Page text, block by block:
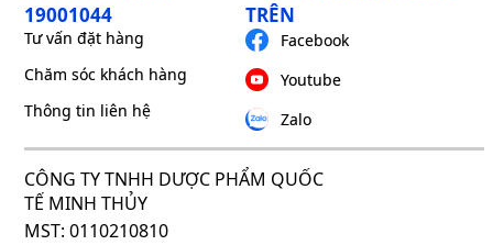
19001044
Tư vấn đặt hàng
Chăm sóc khách hàng
Thông tin liên hệ
TRÊN
Facebook
Youtube
Zalo
CÔNG TY TNHH DƯỢC PHẨM QUỐC
TẾ MINH THỦY
MST: 0110210810